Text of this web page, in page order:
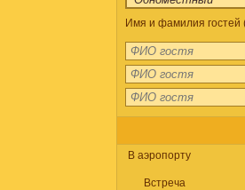
Имя и фамилия гостей
В аэропорту
Встреча